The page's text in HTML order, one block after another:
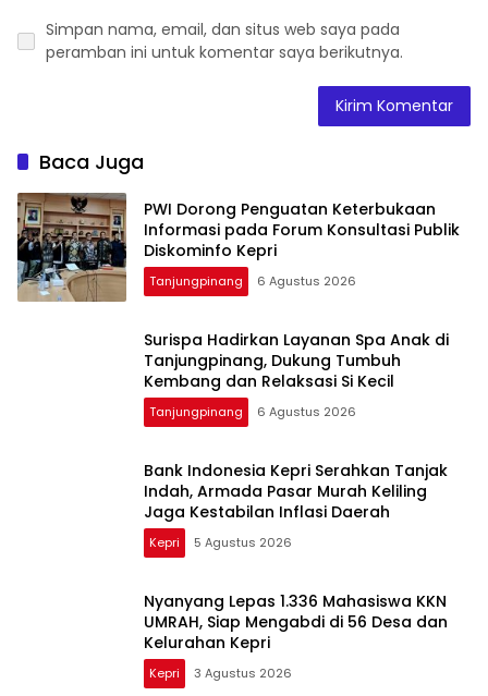
Simpan nama, email, dan situs web saya pada
peramban ini untuk komentar saya berikutnya.
Baca Juga
PWI Dorong Penguatan Keterbukaan
Informasi pada Forum Konsultasi Publik
Diskominfo Kepri
Tanjungpinang 6 Agustus 2026
Surispa Hadirkan Layanan Spa Anak di
Tanjungpinang, Dukung Tumbuh
Kembang dan Relaksasi Si Kecil
Tanjungpinang 6 Agustus 2026
Bank Indonesia Kepri Serahkan Tanjak
Indah, Armada Pasar Murah Keliling
Jaga Kestabilan Inflasi Daerah
Kepri 5 Agustus 2026
Nyanyang Lepas 1.336 Mahasiswa KKN
UMRAH, Siap Mengabdi di 56 Desa dan
Kelurahan Kepri
Kepri 3 Agustus 2026